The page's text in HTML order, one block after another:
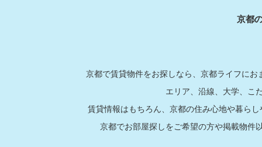
京都
京都で賃貸物件をお探しなら、京都ライフに
エリア、沿線、大学、こ
賃貸情報はもちろん、京都の住み心地や暮ら
京都でお部屋探しをご希望の方や掲載物件